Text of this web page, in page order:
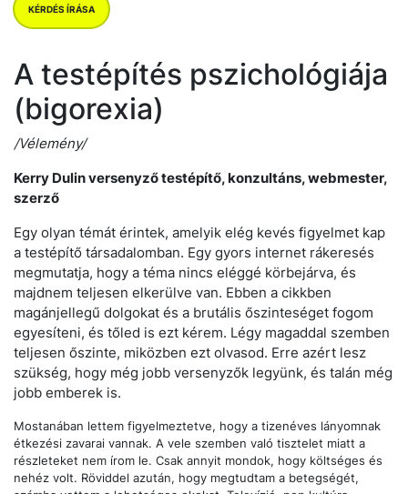
KÉRDÉS ÍRÁSA
A testépítés pszichológiája
(bigorexia)
/Vélemény/
Kerry Dulin versenyző testépítő, konzultáns, webmester,
szerző
Egy olyan témát érintek, amelyik elég kevés figyelmet kap
a testépítő társadalomban. Egy gyors internet rákeresés
megmutatja, hogy a téma nincs eléggé körbejárva, és
majdnem teljesen elkerülve van. Ebben a cikkben
magánjellegű dolgokat és a brutális őszinteséget fogom
egyesíteni, és tőled is ezt kérem. Légy magaddal szemben
teljesen őszinte, miközben ezt olvasod. Erre azért lesz
szükség, hogy még jobb versenyzők legyünk, és talán még
jobb emberek is.
Mostanában lettem figyelmeztetve, hogy a tizenéves lányomnak
étkezési zavarai vannak. A vele szemben való tisztelet miatt a
részleteket nem írom le. Csak annyit mondok, hogy költséges és
nehéz volt. Röviddel azután, hogy megtudtam a betegségét,